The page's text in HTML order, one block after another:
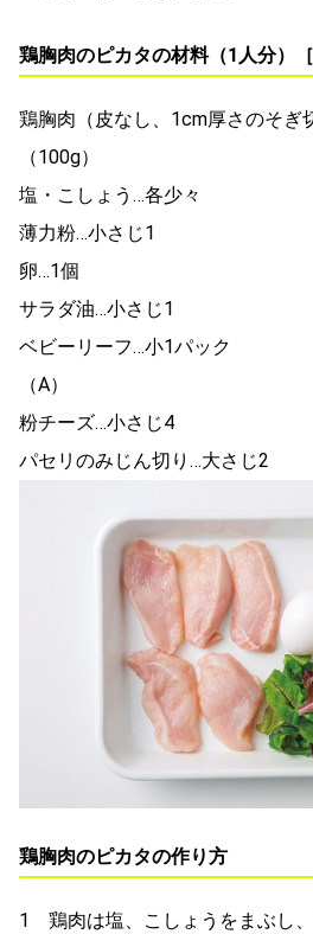
鶏胸肉のピカタの材料（1人分）
鶏胸肉（皮なし、1cm厚さのそぎ
（100g）
塩・こしょう…各少々
薄力粉…小さじ1
卵…1個
サラダ油…小さじ1
ベビーリーフ…小1パック
（A）
粉チーズ…小さじ4
パセリのみじん切り…大さじ2
鶏胸肉のピカタの作り方
1 鶏肉は塩、こしょうをまぶし